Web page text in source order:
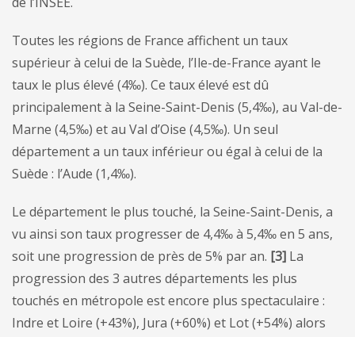
Toutes les régions de France affichent un taux
supérieur à celui de la Suède, l’Ile-de-France ayant le
taux le plus élevé (4‰). Ce taux élevé est dû
principalement à la Seine-Saint-Denis (5,4‰), au Val-de-
Marne (4,5‰) et au Val d’Oise (4,5‰). Un seul
département a un taux inférieur ou égal à celui de la
Suède : l’Aude (1,4‰).
Le département le plus touché, la Seine-Saint-Denis, a
vu ainsi son taux progresser de 4,4‰ à 5,4‰ en 5 ans,
soit une progression de près de 5% par an. [3] La
progression des 3 autres départements les plus
touchés en métropole est encore plus spectaculaire :
Indre et Loire (+43%), Jura (+60%) et Lot (+54%) alors